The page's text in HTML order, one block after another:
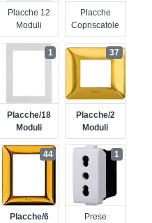
Placche 12
Moduli
Placche
Copriscatole
Placche/18
Moduli
1
Placche/2
Moduli
37
Placche/6
44
Prese
1